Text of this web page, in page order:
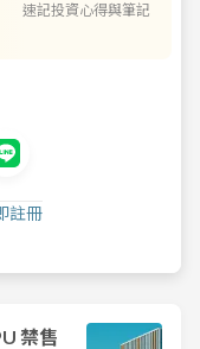
速記投資心得與筆記
註冊
禁售